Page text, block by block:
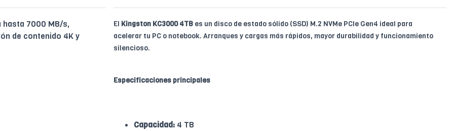
hasta 7000 MB/s,
de contenido 4K y
El Kingston KC3000 4TB es un disco de estado sólido (SSD) M.2 NVMe PCIe Gen4 ideal para
acelerar tu PC o notebook. Arranques y cargas más rápidos, mayor durabilidad y funcionamiento
silencioso.
Especificaciones principales
Capacidad: 4 TB